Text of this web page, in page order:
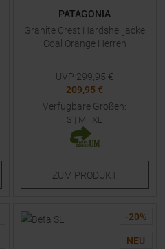
PATAGONIA
Granite Crest Hardshelljacke
Coal Orange Herren
UVP 299,95 €
209,95 €
Verfügbare Größen:
S | M | XL
ZUM PRODUKT
-20%
NEU